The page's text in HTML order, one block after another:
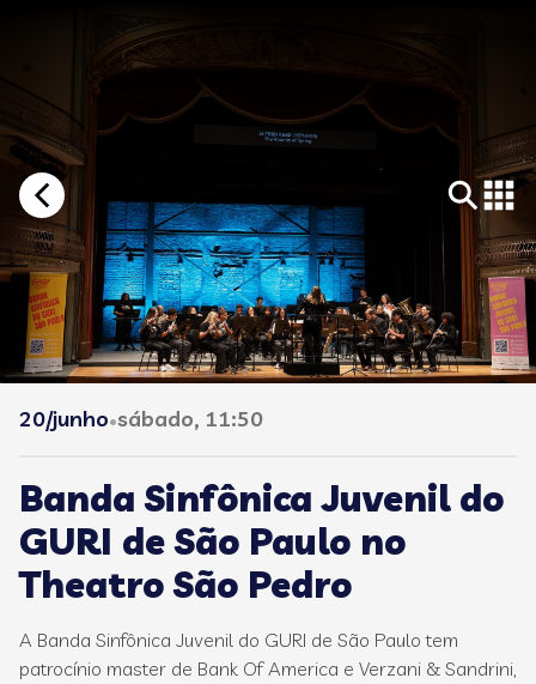
20/junho•sábado, 11:50
Banda Sinfônica Juvenil do
GURI de São Paulo no
Theatro São Pedro
A Banda Sinfônica Juvenil do GURI de São Paulo tem
patrocínio master de Bank Of America e Verzani & Sandrini,